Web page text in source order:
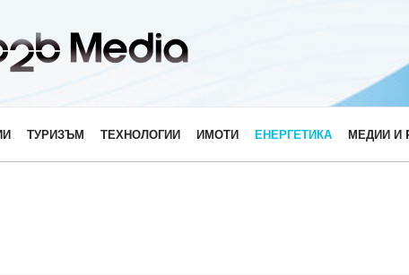
ТУРИЗЪМ ТЕХНОЛОГИИ ИМОТИ ЕНЕРГЕТИКА МЕДИИ И